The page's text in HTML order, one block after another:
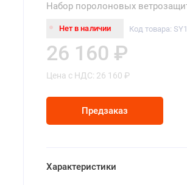
Набор поролоновых
Нет в наличии Код товара:
26 160 ₽
Цена с НДС: 26 160 ₽
Предзаказ
Характеристики